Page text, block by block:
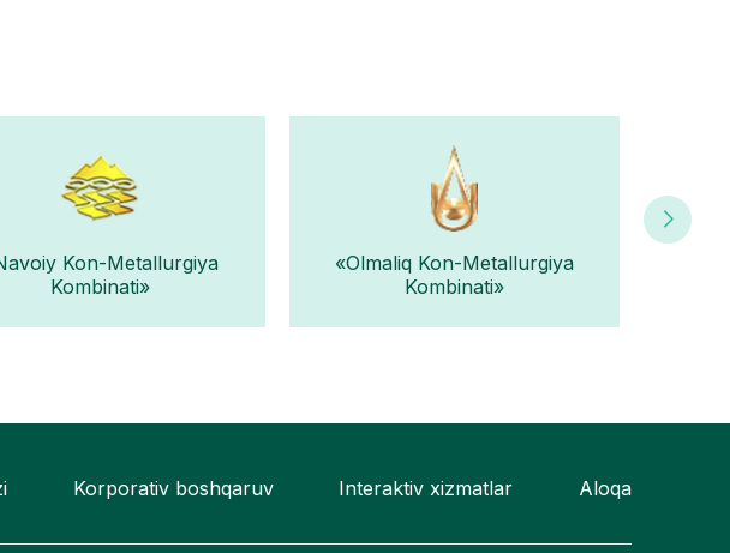
Kon-Metallurgiya
Kombinati»
«Olmaliq Kon-Metallurgiya
Kombinati»
Korporativ boshqaruv Interaktiv xizmatlar Aloqa